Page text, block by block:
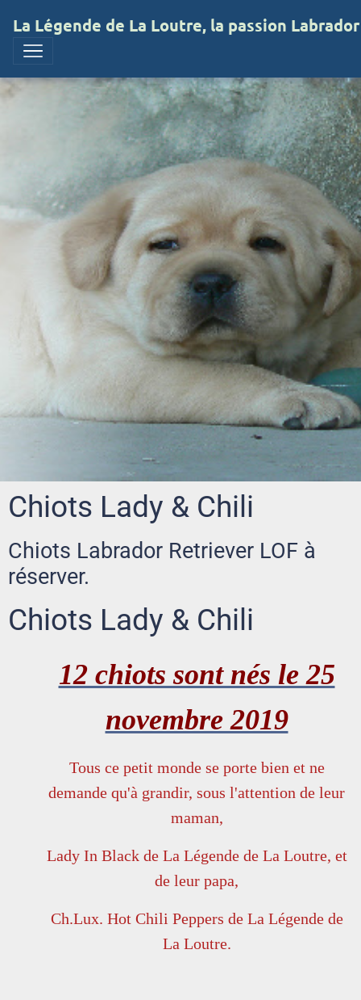
La Légende de La Loutre, la passion
Chiots Lady & Chili
Chiots Labrador Retriever LOF à
réserver.
Chiots Lady & Chili
12 chiots sont nés le 25
novembre 2019
Tous ce petit monde se porte bien et ne
demande qu'à grandir, sous l'attention de leur
maman,
Lady In Black de La Légende de La Loutre, et
de leur papa,
Ch.Lux. Hot Chili Peppers de La Légende de
La Loutre.